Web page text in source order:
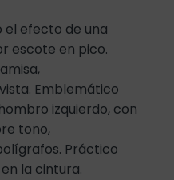
el efecto de una
escote en pico.
Emblemático
izquierdo, con
tono,
Práctico
la cintura.